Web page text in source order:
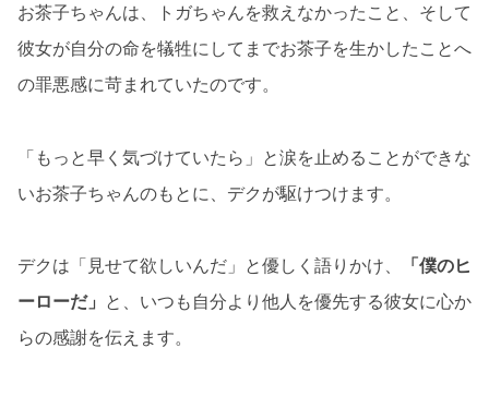
お茶子ちゃんは、トガちゃんを救えなかったこと、そして
彼女が自分の命を犠牲にしてまでお茶子を生かしたことへ
の罪悪感に苛まれていたのです。
「もっと早く気づけていたら」と涙を止めることができな
いお茶子ちゃんのもとに、デクが駆けつけます。
デクは「見せて欲しいんだ」と優しく語りかけ、
「僕のヒ
ーローだ」 と、いつも自分より他人を優先する彼女に心か
らの感謝を伝えます。